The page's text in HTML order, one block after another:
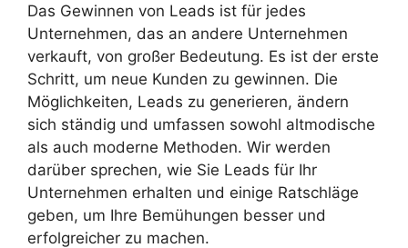
Das Gewinnen von Leads ist für jedes
Unternehmen, das an andere Unternehmen
verkauft, von großer Bedeutung. Es ist der erste
Schritt, um neue Kunden zu gewinnen. Die
Möglichkeiten, Leads zu generieren, ändern
sich ständig und umfassen sowohl altmodische
als auch moderne Methoden. Wir werden
darüber sprechen, wie Sie Leads für Ihr
Unternehmen erhalten und einige Ratschläge
geben, um Ihre Bemühungen besser und
erfolgreicher zu machen.